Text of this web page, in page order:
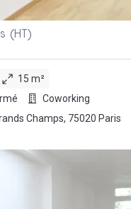
(HT)
15 m²
Coworking
Rue des Grands Champs, 75020 Paris